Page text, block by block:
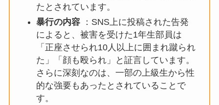
たとされています。
暴行の内容：SNS上に投稿された告発
によると、被害を受けた1年生部員は
「正座させられ10人以上に囲まれ蹴られ
た」「顔も殴られ」と証言しています。
さらに深刻なのは、一部の上級生から性
的な強要もあったとされていることで
す。